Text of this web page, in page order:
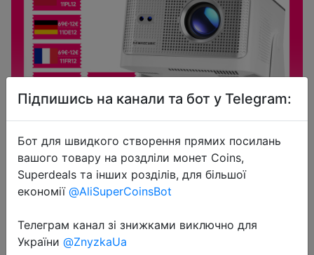
Magcubic 900ANSI Android 14
Projector Auto Focus Support 8K
Підпишись на канали та бот у Telegram:
Бот для швидкого створення прямих посилань
вашого товару на роздліли монет Coins,
Superdeals та інших розділів, для більшої
економії @AliSuperCoinsBot
Телеграм канал зі знижками виключно для
України @ZnyzkaUa